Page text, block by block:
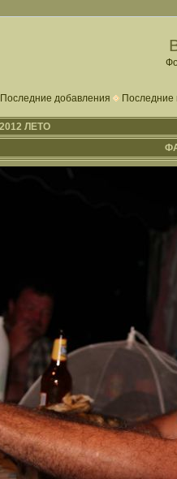
Последние добавления Последние
ЛЕТО